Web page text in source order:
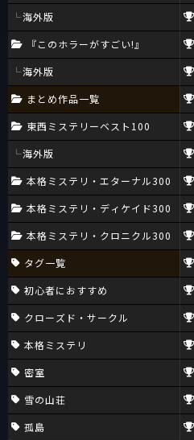
海外版
『このホラーがすごい!』
海外版
まとめ作品一覧
東西ミステリーベスト100
海外版
本格ミステリ・エターナル300
本格ミステリ・ディケイド300
本格ミステリ・クロニクル300
タグ一覧
初心者におすすめ
クローズド・サークル
本格ミステリ
密室
雪の山荘
孤島